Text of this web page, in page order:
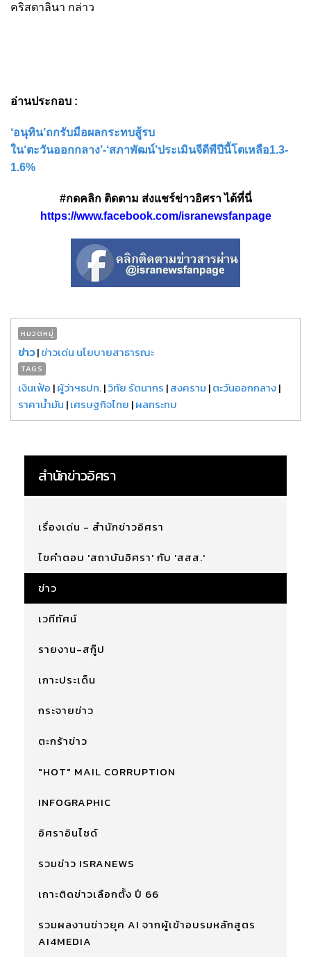
คริสตาลินา กล่าว
อ่านประกอบ :
‘อนุทิน’ถกรับมือผลกระทบสู้รบ
ใน‘ตะวันออกกลาง’-‘สภาพัฒน์’ประเมินจีดีพีปีนี้โตเหลือ1.3-
1.6%
#กดคลิก ติดตาม ส่งแชร์ข่าวอิศรา ได้ที่นี่
https://www.facebook.com/isranewsfanpage
หมวดหมู่
ข่าว|ข่าวเด่น นโยบายสาธารณะ
TAGS
เงินเฟ้อ |ผู้ว่าฯธปท.|วิทัย รัตนากร |สงคราม |ตะวันออกกลาง|
ราคาน้ำมัน |เศรษฐกิจไทย |ผลกระทบ
สำนักข่าวอิศรา
เรื่องเด่น - สำนักข่าวอิศรา
ไขคำตอบ 'สถาบันอิศรา' กับ 'สสส.'
ข่าว
เวทีทัศน์
รายงาน-สกู๊ป
เกาะประเด็น
กระจายข่าว
ตะกร้าข่าว
"HOT" MAIL CORRUPTION
INFOGRAPHIC
อิศราอินไซด์
รวมข่าว ISRANEWS
เกาะติดข่าวเลือกตั้ง ปี 66
รวมผลงานข่าวยุค AI จากผู้เข้าอบรมหลักสูตร
AI4MEDIA